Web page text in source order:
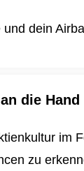
dein
die Hand
im
zu